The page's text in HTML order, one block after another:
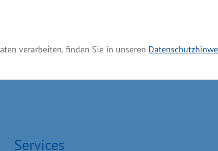
verarbeiten, finden Sie in unseren
Services